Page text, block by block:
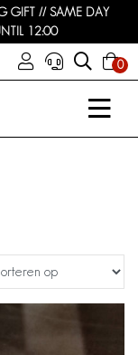
GIFT // SAME DAY
12:00
0